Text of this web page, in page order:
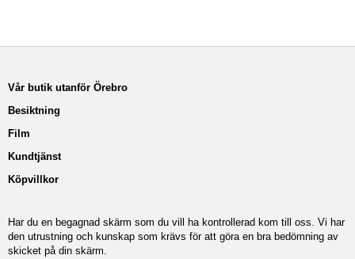
Vår butik utanför Örebro
Besiktning
Film
Kundtjänst
Köpvillkor
Har du en begagnad skärm som du vill ha kontrollerad kom till oss. Vi har
den utrustning och kunskap som krävs för att göra en bra bedömning av
skicket på din skärm.